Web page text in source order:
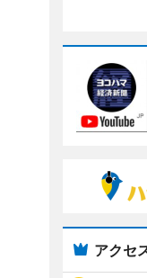
アクセ